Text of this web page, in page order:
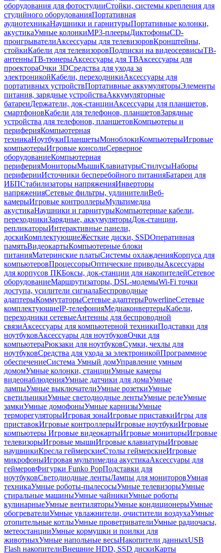
оборудования для фотостудииСтойки, системы крепления для
студийного оборудованияПортативная
аудиотехникаНаушники и гарнитурыПортативные колонки,
акустикаУмные колонкиMP3-плеерыДиктофоныCD-
проигрывателиАксессуары для телевизоровКронштейны,
стойкиКабели для телевизоровПодписки на видеосервисыТВ-
антенныТВ-тюнерыАксессуары для ТВАксессуары для
проектораОчки 3DСредства для ухода за
электроникойКабели, переходникиАксессуары для
портативных устройствПортативные аккумуляторыЭлементы
питания, зарядные устройстваАккумуляторные
батареиДержатели, док-станцииАксессуары для планшетов,
смартфоновКабели для телефонов, планшетовЗарядные
устройства для телефонов, планшетовКомпьютеры и
периферияКомпьютерная
техникаНоутбукиПланшетыМоноблокиКомпьютерыИгровые
компьютерыИгровые консолиСерверное
оборудованиеКомпьютерная
периферияМониторыМышиКлавиатурыСтилусыНаборы
периферииИсточники бесперебойного питанияБатареи для
ИБПСтабилизаторы напряженияИнверторы
напряженияСетевые фильтры, удлинителиВеб-
камерыИгровые контроллерыМультимедиа
акустикаНаушники и гарнитурыКомпьютерные кабели,
переходникиЗарядные, аккумуляторыДок-станции,
репликаторыИнтерактивные панели,
доскиКомплектующиеЖесткие диски, SSDОперативная
памятьВидеокартыКомпьютерные блоки
питанияМатеринские платыСистемы охлажденияКорпуса для
компьютеровПроцессорыОптические приводыАксессуары
для корпусов ПКБоксы, док-станции для накопителейСетевое
оборудованиеМаршрутизаторы, DSL-модемыWi-Fi точки
доступа, усилители сигналаБеспроводные
адаптерыКоммутаторыСетевые адаптерыPowerlineСетевые
комплектующиеIP-телефонияМедиаконвертерыКабели,
переходники сетевыеАнтенны для беспроводной
связиАксессуары для компьютерной техникиПодставки для
ноутбуковАксессуары для ноутбуковОчки для
компьютераРюкзаки для ноутбуковСумки, чехлы для
ноутбуковСредства для ухода за электроникойПрограммное
обеспечениеСистема Умный домУправление умным
домомУмные колонки, станцииУмные камеры
видеонаблюденияУмные датчики для домаУмные
лампыУмные выключателиУмные розеткиУмные
светильникиУмные светодиодные лентыУмные релеУмные
замкиУмные домофоныУмные карнизыУмные
терморегуляторыИгровая зонаИгровые приставкиИгры для
приставокИгровые контроллерыИгровые ноутбукиИгровые
компьютеры Игровые видеокартыИгровые мониторыИгровые
телевизорыИгровые мышиИгровые клавиатурыИгровые
наушникиКресла геймерскиеСтолы геймерскиеИгровые
микрофоныИгровая мультимедиа акустикаАксессуары для
геймеровФигурки Funko PopПодставки для
ноутбуковСветодиодные лентыЛампы для мониторовУмная
техникаУмные роботы-пылесосыУмные телевизорыУмные
стиральные машиныУмные чайникиУмные роботы
кулинарныеУмные вентиляторыУмные кондиционерыУмные
обогревателиУмные увлажнители, очистители воздухаУмные
отопительные котлыУмные проветривателиУмные радиочасы,
метеостанцииУмные кормушки и поилки для
животныхУмные напольные весыНакопители данныхUSB
Flash накопителиВнешние HDD, SSD дискиКарты